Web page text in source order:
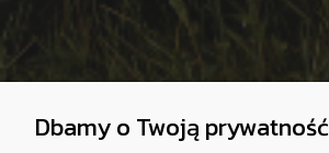
Dbamy o Twoją prywatność